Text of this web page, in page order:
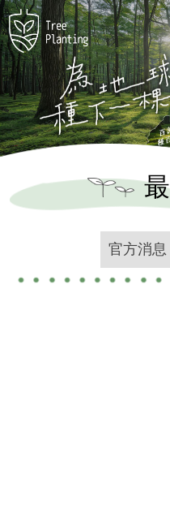
最
官方消息